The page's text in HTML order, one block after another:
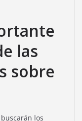
las
sobre
los